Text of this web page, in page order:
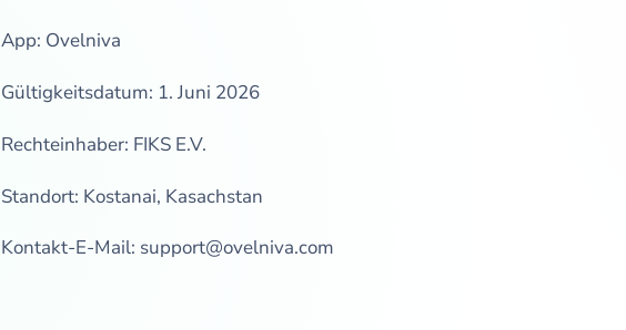
App: Ovelniva
Gültigkeitsdatum: 1. Juni 2026
Rechteinhaber: FIKS E.V.
Standort: Kostanai, Kasachstan
Kontakt-E-Mail: support@ovelniva.com